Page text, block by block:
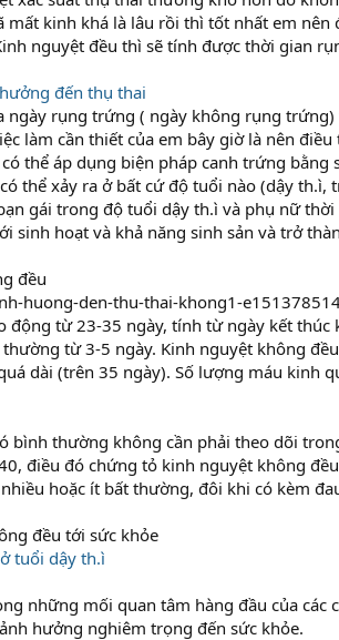
mất kinh khá là lâu rồi thì tốt nhất em
nguyệt đều thì sẽ tính được thời gian
đến thụ thai
ngày rụng trứng ( ngày không rụng
làm cần thiết của em bây giờ là nên
thể áp dụng biện pháp canh trứng
thể xảy ra ở bất cứ độ tuổi nào (dậy
gái trong độ tuổi dậy th.ì và phụ nữ
sinh hoạt và khả năng sinh sản và trở
đều
động từ 23-35 ngày, tính từ ngày kết thúc
từ 3-5 ngày. Kinh nguyệt không
dài (trên 35 ngày). Số lượng máu kinh
bình thường không cần phải theo dõi
điều đó chứng tỏ kinh nguyệt không
hoặc ít bất thường, đôi khi có kèm
đều tới sức khỏe
tuổi dậy th.ì
những mối quan tâm hàng đầu của các
hưởng nghiêm trọng đến sức khỏe.